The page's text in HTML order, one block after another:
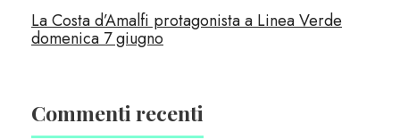
La Costa d’Amalfi protagonista a Linea Verde
domenica 7 giugno
Commenti recenti